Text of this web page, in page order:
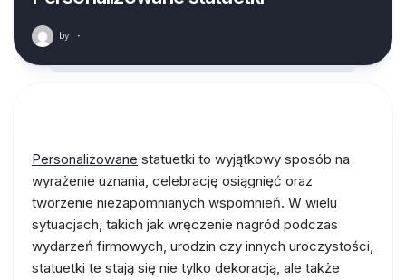
by ·
Personalizowane statuetki to wyjątkowy sposób na
wyrażenie uznania, celebrację osiągnięć oraz
tworzenie niezapomnianych wspomnień. W wielu
sytuacjach, takich jak wręczenie nagród podczas
wydarzeń firmowych, urodzin czy innych uroczystości,
statuetki te stają się nie tylko dekoracją, ale także